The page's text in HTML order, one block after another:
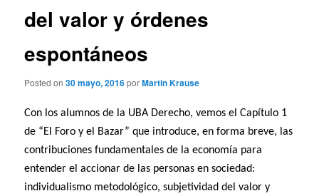
del valor y órdenes
espontáneos
Posted on30 mayo, 2016porMartin Krause
Con los alumnos de la UBA Derecho, vemos el Capítulo 1
de “El Foro y el Bazar” que introduce, en forma breve, las
contribuciones fundamentales de la economía para
entender el accionar de las personas en sociedad:
individualismo metodológico, subjetividad del valor y